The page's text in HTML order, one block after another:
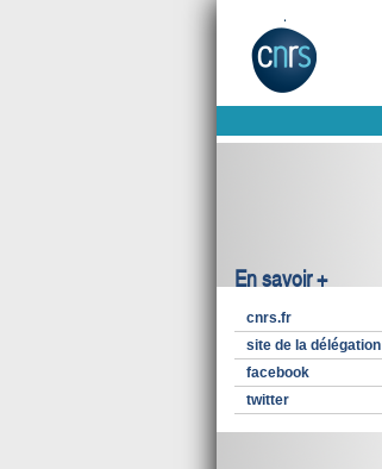
En savoir +
cnrs.fr
site de la délégation
facebook
twitter